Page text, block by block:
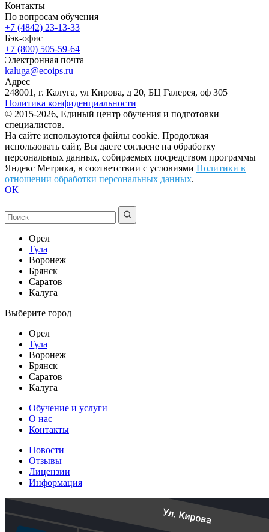
Контакты
По вопросам обучения
+7 (4842) 23-13-33
Бэк-офис
+7 (800) 505-59-64
Электронная почта
kaluga@ecoips.ru
Адрес
248001, г. Калуга, ул Кирова, д 20, БЦ Галерея, оф 305
Политика конфиденциальности
© 2015-2026, Единый центр обучения и подготовки
специалистов.
На сайте используются файлы cookie. Продолжая
использовать сайт, Вы даете согласие на обработку
персональных данных, собираемых посредством программы
Яндекс Метрика, в соответствии с условиями Политики в
отношении обработки персональных данных.
ОК
Орел
Тула
Воронеж
Брянск
Саратов
Калуга
Выберите город
Орел
Тула
Воронеж
Брянск
Саратов
Калуга
Обучение и услуги
О нас
Контакты
Новости
Отзывы
Лицензии
Информация